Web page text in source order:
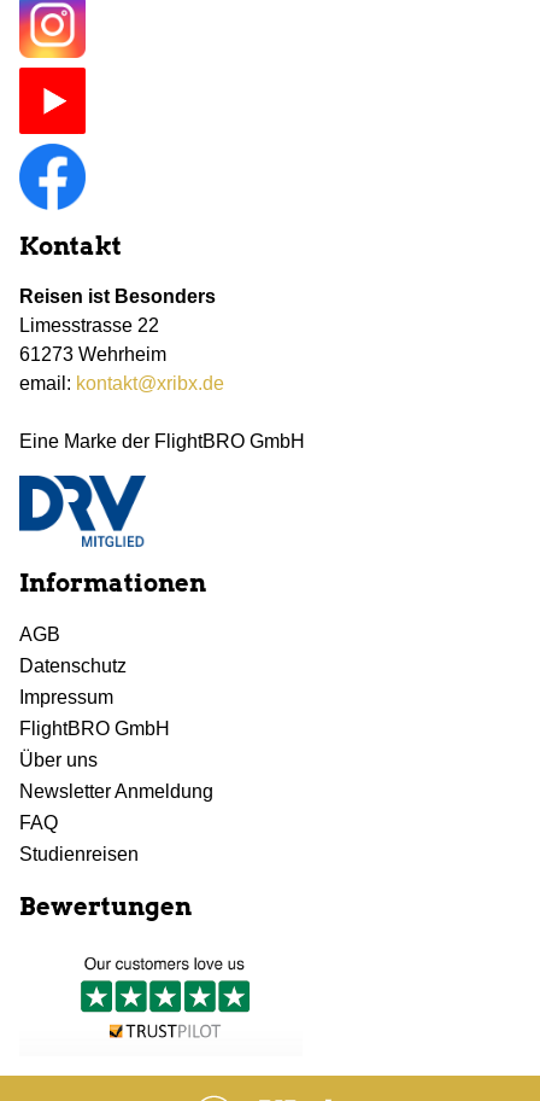
Kontakt
Reisen ist Besonders
Limesstrasse 22
61273 Wehrheim
email: kontakt@xribx.de
Eine Marke der FlightBRO GmbH
Informationen
AGB
Datenschutz
Impressum
FlightBRO GmbH
Über uns
Newsletter Anmeldung
FAQ
Studienreisen
Bewertungen